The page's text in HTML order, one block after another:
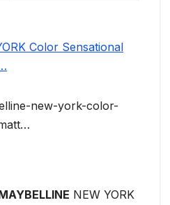
Color Sensational
new-york-color-
NEW YORK